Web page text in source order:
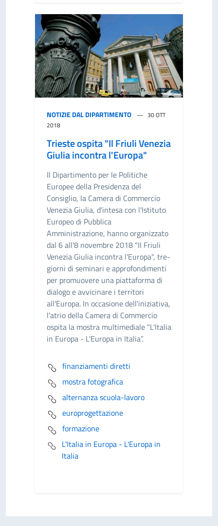
NOTIZIE DAL DIPARTIMENTO
30 OTT
2018
Trieste ospita "Il Friuli Venezia
Giulia incontra l'Europa"
Il Dipartimento per le Politiche
Europee della Presidenza del
Consiglio, la Camera di Commercio
Venezia Giulia, d'intesa con l'Istituto
Europeo di Pubblica
Amministrazione, hanno organizzato
dal 6 all'8 novembre 2018 "Il Friuli
Venezia Giulia incontra l'Europa", tre-
giorni di seminari e approfondimenti
per promuovere una piattaforma di
dialogo e avvicinare i territori
all'Europa. In occasione dell'iniziativa,
l'atrio della Camera di Commercio
ospita la mostra multimediale "L'Italia
in Europa - L'Europa in Italia”.
finanziamenti diretti
mostra fotografica
alternanza scuola-lavoro
europrogettazione
formazione
L'Italia in Europa - L'Europa in
Italia